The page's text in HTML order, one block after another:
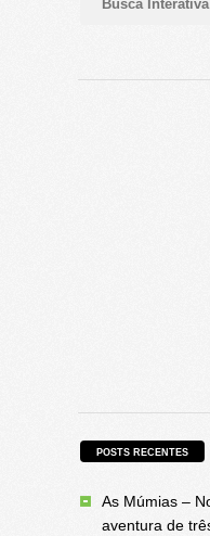
POSTS RECENTES
As Múmias –
aventura de